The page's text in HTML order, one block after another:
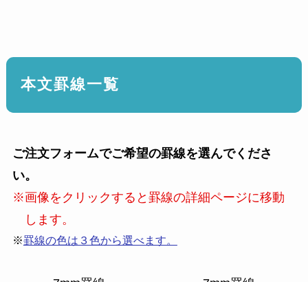
本文罫線一覧
ご注文フォームでご希望の罫線を選んでくださ
い。
※画像をクリックすると罫線の詳細ページに移動
します。
※罫線の色は３色から選べます。